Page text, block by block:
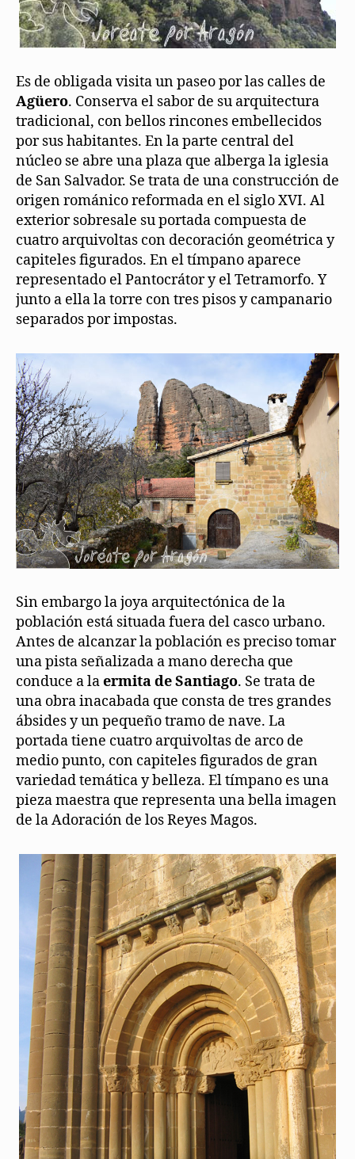
Es de obligada visita un paseo por las calles de
Agüero. Conserva el sabor de su arquitectura
tradicional, con bellos rincones embellecidos
por sus habitantes. En la parte central del
núcleo se abre una plaza que alberga la iglesia
de San Salvador. Se trata de una construcción de
origen románico reformada en el siglo XVI. Al
exterior sobresale su portada compuesta de
cuatro arquivoltas con decoración geométrica y
capiteles figurados. En el tímpano aparece
representado el Pantocrátor y el Tetramorfo. Y
junto a ella la torre con tres pisos y campanario
separados por impostas.
Sin embargo la joya arquitectónica de la
población está situada fuera del casco urbano.
Antes de alcanzar la población es preciso tomar
una pista señalizada a mano derecha que
conduce a laermita de Santiago. Se trata de
una obra inacabada que consta de tres grandes
ábsides y un pequeño tramo de nave. La
portada tiene cuatro arquivoltas de arco de
medio punto, con capiteles figurados de gran
variedad temática y belleza. El tímpano es una
pieza maestra que representa una bella imagen
de la Adoración de los Reyes Magos.